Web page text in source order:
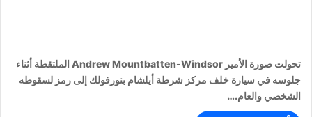
تحولت صورة الأمير Andrew Mountbatten-Windsor الملتقطة أثناء
جلوسه في سيارة خلف مركز شرطة أيلشام بنورفولك إلى رمز لسقوطه
الشخصي والعام.…